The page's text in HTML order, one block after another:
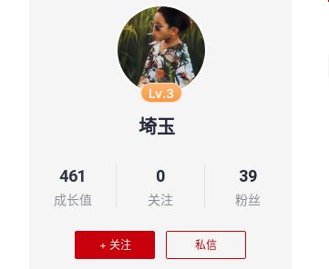
Lv.3
埼玉
461
成长值
0
关注
39
粉丝
+ 关注 私信